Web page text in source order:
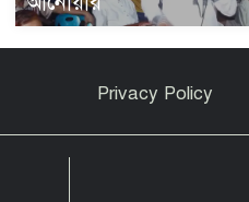
Privacy Policy